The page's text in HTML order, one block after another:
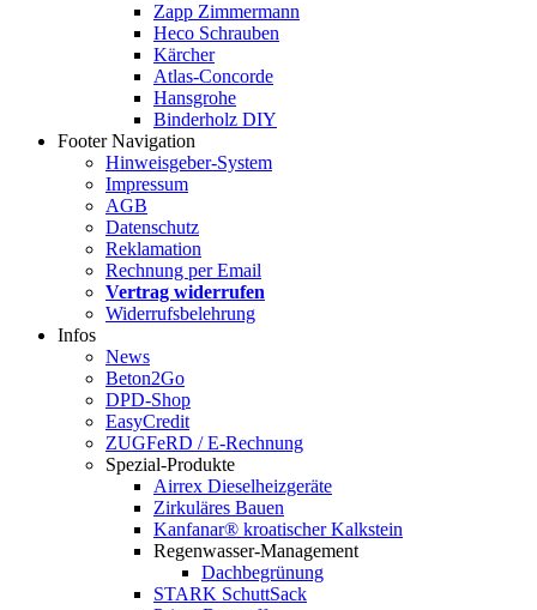
Zapp Zimmermann
Heco Schrauben
Kärcher
Atlas-Concorde
Hansgrohe
Binderholz DIY
Footer Navigation
Hinweisgeber-System
Impressum
AGB
Datenschutz
Reklamation
Rechnung per Email
Vertrag widerrufen
Widerrufsbelehrung
Infos
News
Beton2Go
DPD-Shop
EasyCredit
ZUGFeRD / E-Rechnung
Spezial-Produkte
Airrex Dieselheizgeräte
Zirkuläres Bauen
Kanfanar® kroatischer Kalkstein
Regenwasser-Management
Dachbegrünung
STARK SchuttSack